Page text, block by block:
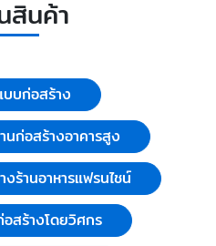
สินค้า
บก่อสร้าง
ก่อสร้างอาคารสูง
ร้านอาหารแฟรนไชน์
สร้างโดยวิศกร